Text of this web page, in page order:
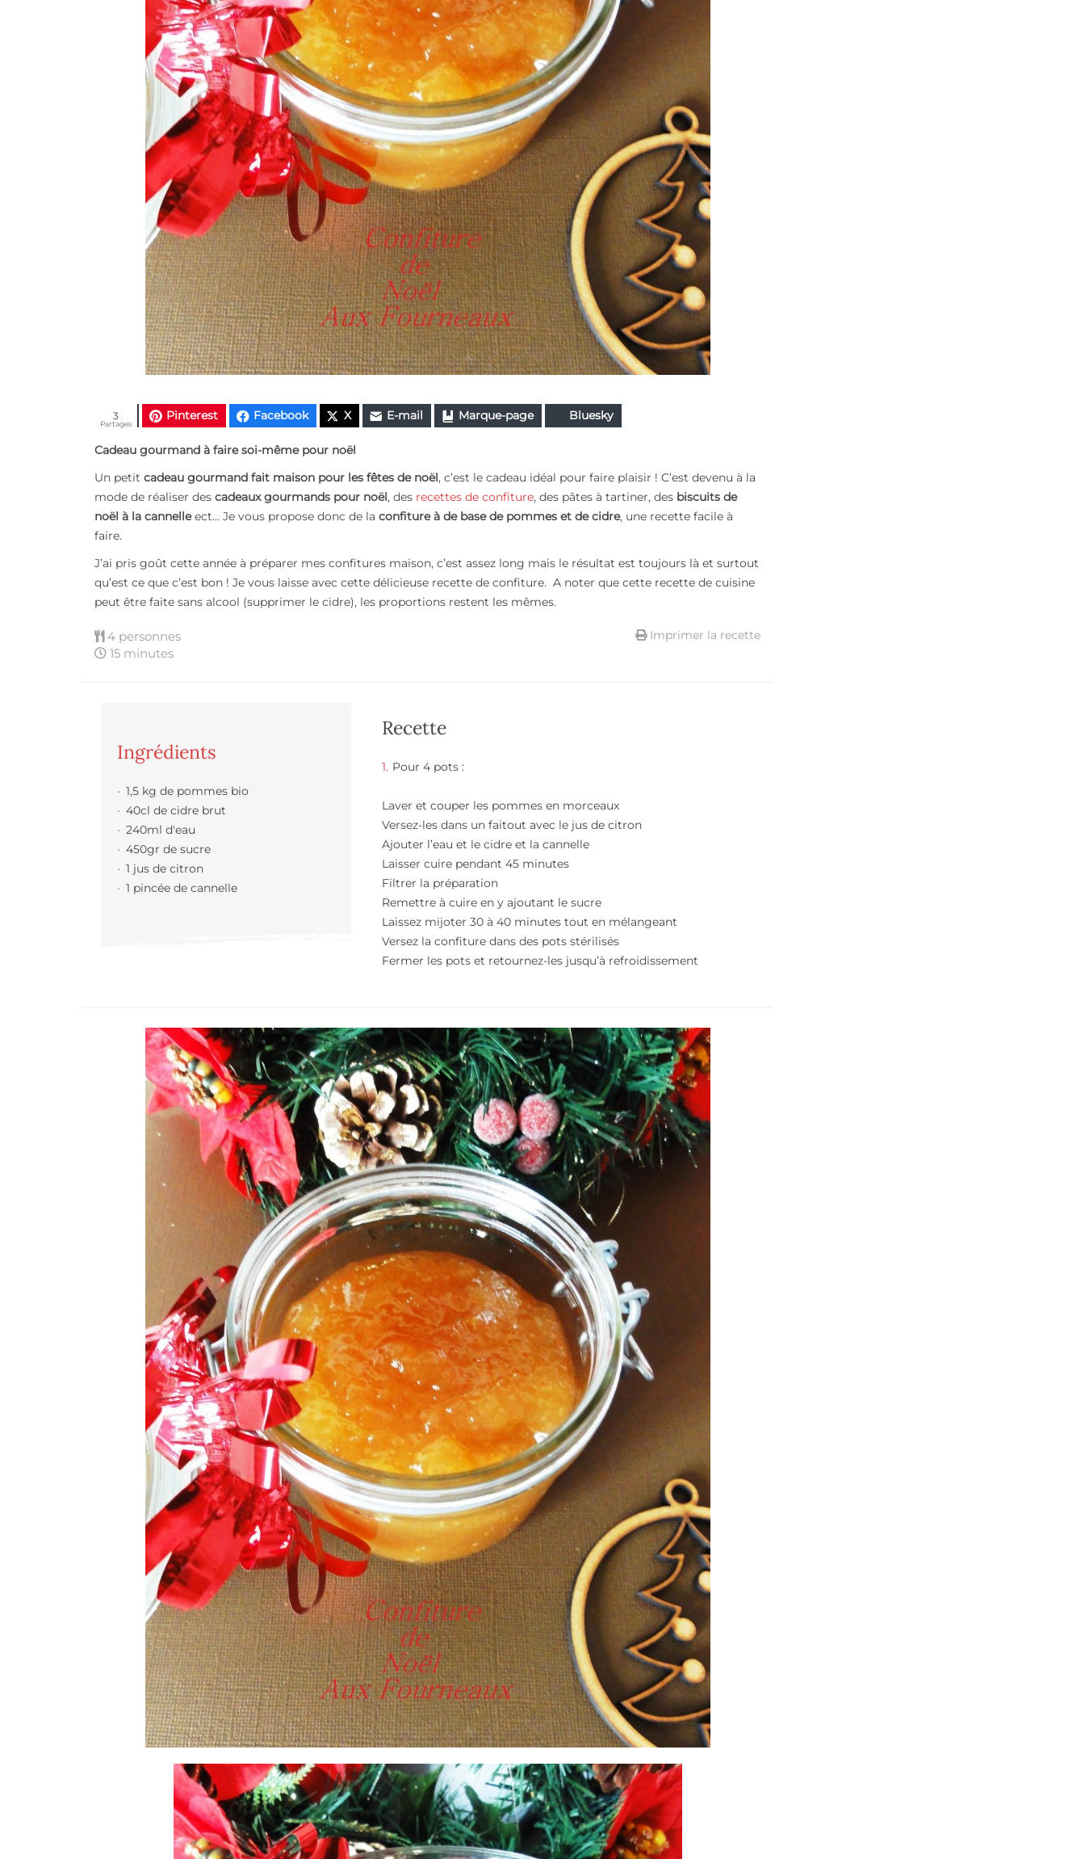
Pinterest Facebook X E-mail Marque-page Bluesky
Partages
3
Cadeau gourmand à faire soi-même pour noël
Un petit cadeau gourmand fait maison pour les fêtes de noël, c’est le cadeau idéal pour faire plaisir ! C’est devenu à la
mode de réaliser des cadeaux gourmands pour noël, des recettes de confiture, des pâtes à tartiner, des biscuits de
noël à la cannelleect… Je vous propose donc de la confiture à de base de pommes et de cidre, une recette facile à
faire.
J’ai pris goût cette année à préparer mes confitures maison, c’est assez long mais le résultat est toujours là et surtout
qu’est ce que c’est bon ! Je vous laisse avec cette délicieuse recette de confiture. A noter que cette recette de cuisine
peut être faite sans alcool (supprimer le cidre), les proportions restent les mêmes.
4 personnes
15 minutes
Imprimer la recette
Ingrédients
1,5 kg de pommes bio
40cl de cidre brut
240ml d'eau
450gr de sucre
1 jus de citron
1 pincée de cannelle
Recette
Pour 4 pots :
Laver et couper les pommes en morceaux
Versez-les dans un faitout avec le jus de citron
Ajouter l’eau et le cidre et la cannelle
Laisser cuire pendant 45 minutes
Filtrer la préparation
Remettre à cuire en y ajoutant le sucre
Laissez mijoter 30 à 40 minutes tout en mélangeant
Versez la confiture dans des pots stérilisés
Fermer les pots et retournez-les jusqu’à refroidissement